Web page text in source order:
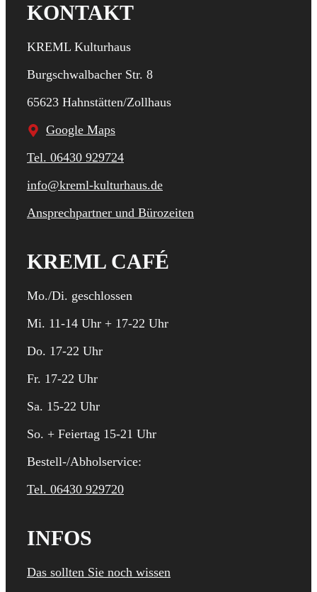
KONTAKT
KREML Kulturhaus
Burgschwalbacher Str. 8
65623 Hahnstätten/Zollhaus
Google Maps
Tel. 06430 929724
info@kreml-kulturhaus.de
Ansprechpartner und Bürozeiten
KREML CAFÉ
Mo./Di. geschlossen
Mi. 11-14 Uhr + 17-22 Uhr
Do. 17-22 Uhr
Fr. 17-22 Uhr
Sa. 15-22 Uhr
So. + Feiertag 15-21 Uhr
Bestell-/Abholservice:
Tel. 06430 929720
INFOS
Das sollten Sie noch wissen